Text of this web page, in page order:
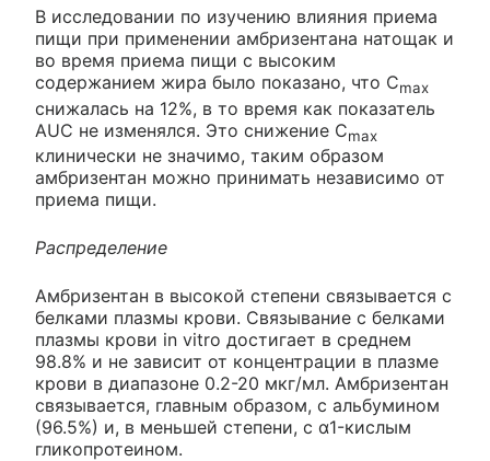
В исследовании по изучению влияния приема
пищи при применении амбризентана натощак и
во время приема пищи с высоким
содержанием жира было показано, что Cmax
снижалась на 12%, в то время как показатель
AUC не изменялся. Это снижение Cmax
клинически не значимо, таким образом
амбризентан можно принимать независимо от
приема пищи.
Распределение
Амбризентан в высокой степени связывается с
белками плазмы крови. Связывание с белками
плазмы крови in vitro достигает в среднем
98.8% и не зависит от концентрации в плазме
крови в диапазоне 0.2-20 мкг/мл. Амбризентан
связывается, главным образом, с альбумином
(96.5%) и, в меньшей степени, с α1-кислым
гликопротеином.